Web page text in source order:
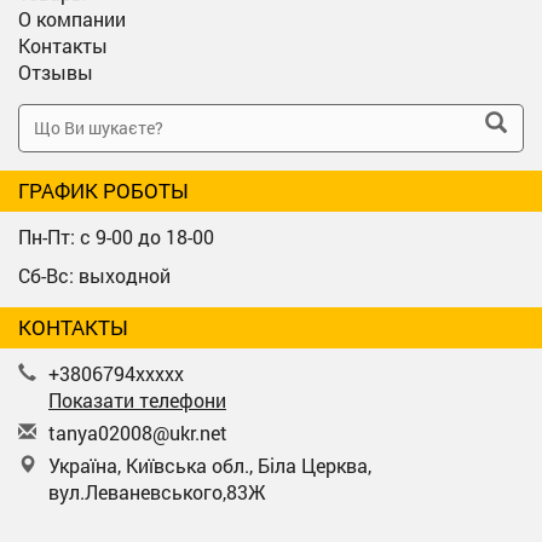
О компании
Контакты
Отзывы
ГРАФИК РОБОТЫ
Пн-Пт: с 9-00 до 18-00
Сб-Вс: выходной
КОНТАКТЫ
+3806794xxxxx
Показати телефони
tanya02008@ukr.net
Україна, Київська обл., Біла Церква,
вул.Леваневського,83Ж